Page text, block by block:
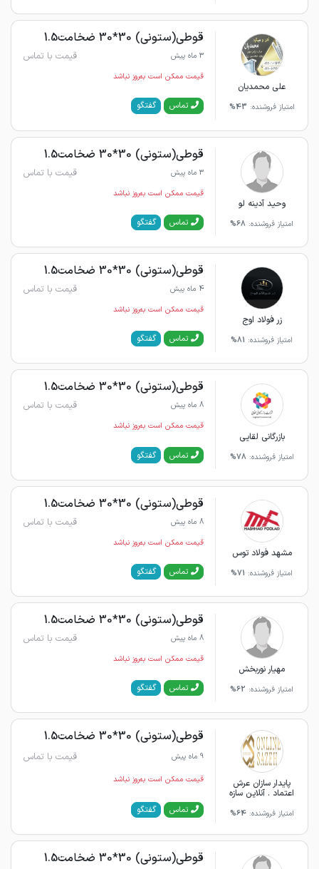
علی محمدیان
امتیاز فروشنده: 43%
قوطی(ستونی) 30*30 ضخامت1.5
3 ماه پیش قیمت با تماس
قیمت ممکن است به‌روز نباشد
تماس گفتگو
وحید آدینه لو
امتیاز فروشنده: 68%
قوطی(ستونی) 30*30 ضخامت1.5
3 ماه پیش قیمت با تماس
قیمت ممکن است به‌روز نباشد
تماس گفتگو
زر فولاد اوج
امتیاز فروشنده: 81%
قوطی(ستونی) 30*30 ضخامت1.5
4 ماه پیش قیمت با تماس
قیمت ممکن است به‌روز نباشد
تماس گفتگو
بازرگانی لقایی
امتیاز فروشنده: 78%
قوطی(ستونی) 30*30 ضخامت1.5
8 ماه پیش قیمت با تماس
قیمت ممکن است به‌روز نباشد
تماس گفتگو
مشهد فولاد توس
امتیاز فروشنده: 71%
قوطی(ستونی) 30*30 ضخامت1.5
8 ماه پیش قیمت با تماس
قیمت ممکن است به‌روز نباشد
تماس گفتگو
مهیار نوربخش
امتیاز فروشنده: 62%
قوطی(ستونی) 30*30 ضخامت1.5
8 ماه پیش قیمت با تماس
قیمت ممکن است به‌روز نباشد
تماس گفتگو
پایدار سازان عرش
اعتماد . آنلاین سازه
امتیاز فروشنده:64%
قوطی(ستونی) 30*30 ضخامت1.5
9 ماه پیش قیمت با تماس
قیمت ممکن است به‌روز نباشد
تماس گفتگو
قوطی(ستونی) 30*30 ضخامت1.5